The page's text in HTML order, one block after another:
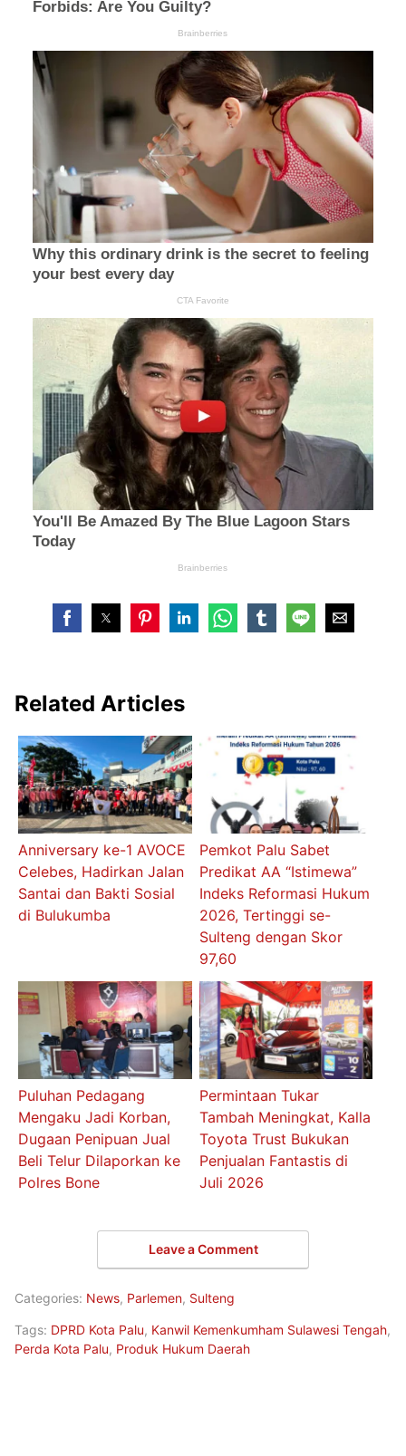
Related Articles
Anniversary ke-1 AVOCE
Celebes, Hadirkan Jalan
Santai dan Bakti Sosial
di Bulukumba
Pemkot Palu Sabet
Predikat AA “Istimewa”
Indeks Reformasi Hukum
2026, Tertinggi se-
Sulteng dengan Skor
97,60
Puluhan Pedagang
Mengaku Jadi Korban,
Dugaan Penipuan Jual
Beli Telur Dilaporkan ke
Polres Bone
Permintaan Tukar
Tambah Meningkat, Kalla
Toyota Trust Bukukan
Penjualan Fantastis di
Juli 2026
Leave a Comment
Categories: News, Parlemen, Sulteng
Tags: DPRD Kota Palu, Kanwil Kemenkumham Sulawesi Tengah,
Perda Kota Palu, Produk Hukum Daerah